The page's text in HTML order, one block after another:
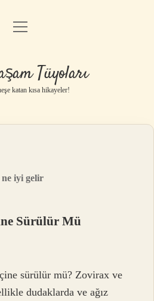
Anasayfa
Uyarı
menüyü
Tüyoları
katan kısa hikayeler!
ne iyi gelir
Sürülür Mü
sürülür mü? Zovirax ve
dudaklarda ve ağız